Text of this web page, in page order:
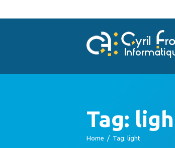
Tag:
Home Tag: light